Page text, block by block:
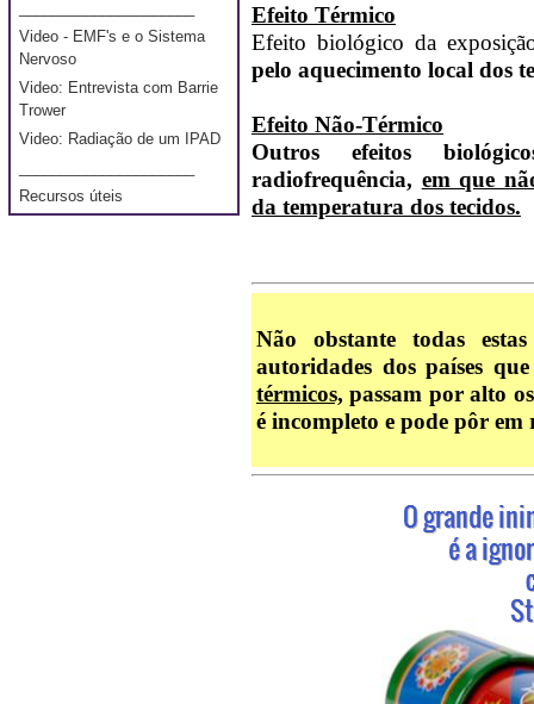
Video - EMF's e o Sistema
Nervoso
Video: Entrevista com Barrie
Trower
Video: Radiação de um IPAD
Recursos úteis
Efeito Térmico
Efeito biológico da
pelo aquecimento local dos
Efeito Não-Térmico
Outros efeitos
radiofrequência, em que
da temperatura dos tecidos.
Não obstante todas
autoridades dos países
térmicos, passam por alto
é incompleto e pode pôr em